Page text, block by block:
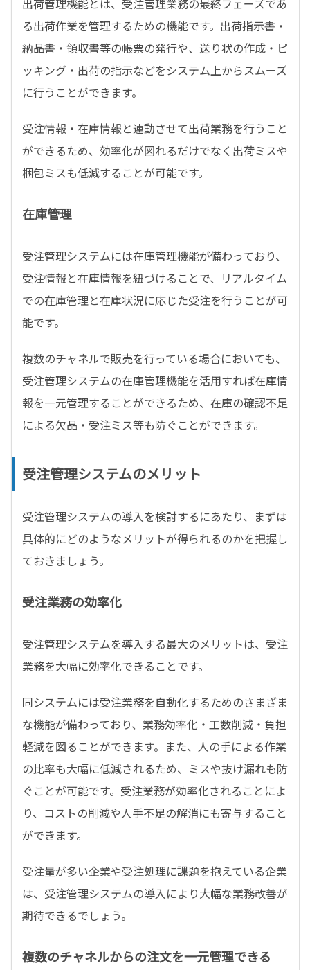
出荷管理機能とは、受注管理業務の最終フェーズであ
る出荷作業を管理するための機能です。出荷指示書・
納品書・領収書等の帳票の発行や、送り状の作成・ピ
ッキング・出荷の指示などをシステム上からスムーズ
に行うことができます。
受注情報・在庫情報と連動させて出荷業務を行うこと
ができるため、効率化が図れるだけでなく出荷ミスや
梱包ミスも低減することが可能です。
在庫管理
受注管理システムには在庫管理機能が備わっており、
受注情報と在庫情報を紐づけることで、リアルタイム
での在庫管理と在庫状況に応じた受注を行うことが可
能です。
複数のチャネルで販売を行っている場合においても、
受注管理システムの在庫管理機能を活用すれば在庫情
報を一元管理することができるため、在庫の確認不足
による欠品・受注ミス等も防ぐことができます。
受注管理システムのメリット
受注管理システムの導入を検討するにあたり、まずは
具体的にどのようなメリットが得られるのかを把握し
ておきましょう。
受注業務の効率化
受注管理システムを導入する最大のメリットは、受注
業務を大幅に効率化できることです。
同システムには受注業務を自動化するためのさまざま
な機能が備わっており、業務効率化・工数削減・負担
軽減を図ることができます。また、人の手による作業
の比率も大幅に低減されるため、ミスや抜け漏れも防
ぐことが可能です。受注業務が効率化されることによ
り、コストの削減や人手不足の解消にも寄与すること
ができます。
受注量が多い企業や受注処理に課題を抱えている企業
は、受注管理システムの導入により大幅な業務改善が
期待できるでしょう。
複数のチャネルからの注文を一元管理できる